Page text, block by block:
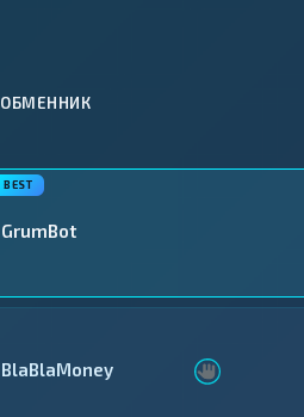
ОБМЕННИК
GrumBot
BlaBlaMoney